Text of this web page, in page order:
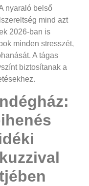
nyaraló belső
mind azt
2026-ban is
minden stresszét,
A tágas
biztosítanak a